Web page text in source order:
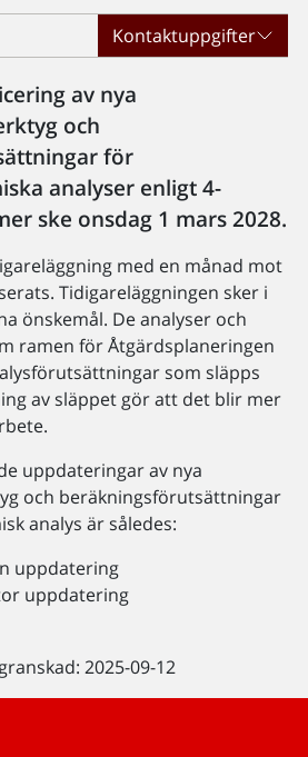
Kontaktuppgifter
av nya
och
för
analyser enligt 4-
ske onsdag 1 mars 2028.
med en månad mot
Tidigareläggningen sker i
önskemål. De analyser och
ramen för Åtgärdsplaneringen
som släpps
av släppet gör att det blir mer
uppdateringar av nya
och beräkningsförutsättningar
analys är således:
uppdatering
uppdatering
2025-09-12